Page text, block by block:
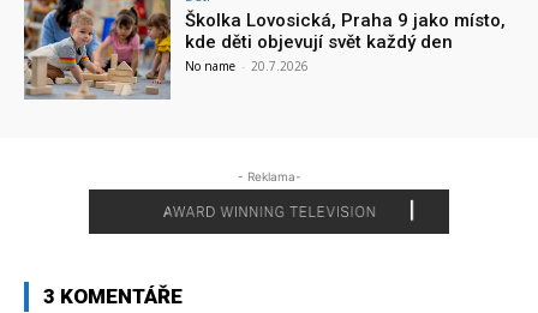
Školka Lovosická, Praha 9 jako místo,
kde děti objevují svět každý den
No name - 20.7.2026
- Reklama-
3 KOMENTÁŘE